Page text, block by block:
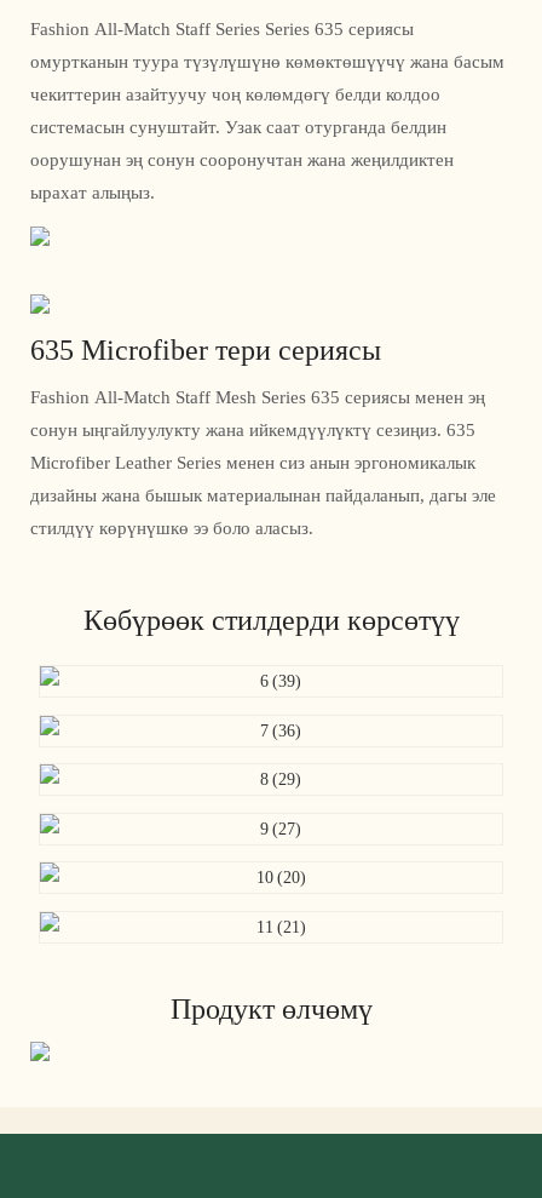
Fashion All-Match Staff Series Series 635 сериясы
омуртканын туура түзүлүшүнө көмөктөшүүчү жана басым
чекиттерин азайтуучу чоң көлөмдөгү белди колдоо
системасын сунуштайт. Узак саат отурганда белдин
оорушунан эң сонун сооронучтан жана жеңилдиктен
ырахат алыңыз.
635 Microfiber тери сериясы
Fashion All-Match Staff Mesh Series 635 сериясы менен эң
сонун ыңгайлуулукту жана ийкемдүүлүктү сезиңиз. 635
Microfiber Leather Series менен сиз анын эргономикалык
дизайны жана бышык материалынан пайдаланып, дагы эле
стилдүү көрүнүшкө ээ боло аласыз.
Көбүрөөк стилдерди көрсөтүү
Продукт өлчөмү